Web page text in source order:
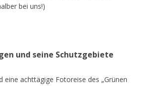
bei uns!)
und seine Schutzgebiete
eine achttägige Fotoreise des „Grünen